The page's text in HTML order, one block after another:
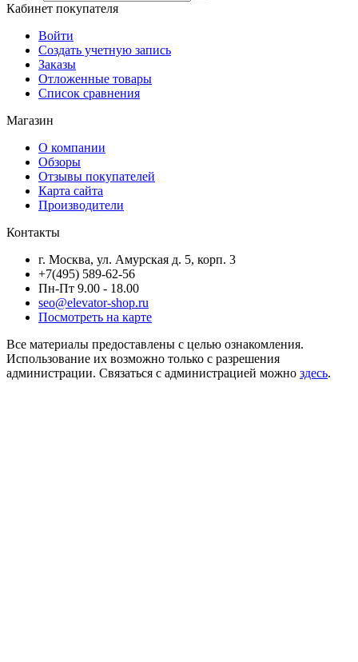
Кабинет покупателя
Войти
Создать учетную запись
Заказы
Отложенные товары
Список сравнения
Магазин
О компании
Обзоры
Отзывы покупателей
Карта сайта
Производители
Контакты
г. Москва, ул. Амурская д. 5, корп. 3
+7(495) 589-62-56
Пн-Пт 9.00 - 18.00
seo@elevator-shop.ru
Посмотреть на карте
Все материалы предоставлены с целью ознакомления.
Использование их возможно только с разрешения
администрации. Связаться с администрацией можно здесь.